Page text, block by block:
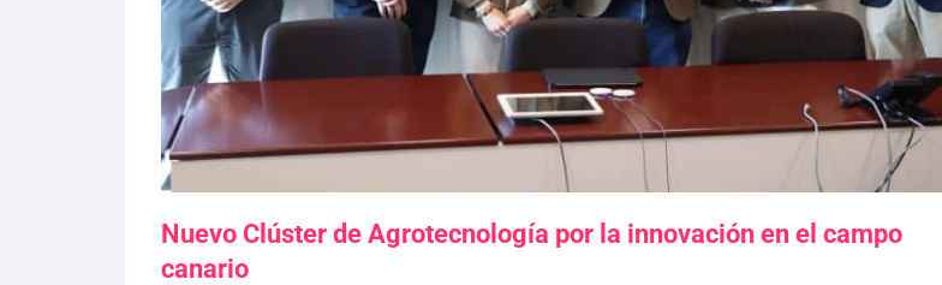
Nuevo Clúster de Agrotecnología por la innovación en el campo
canario